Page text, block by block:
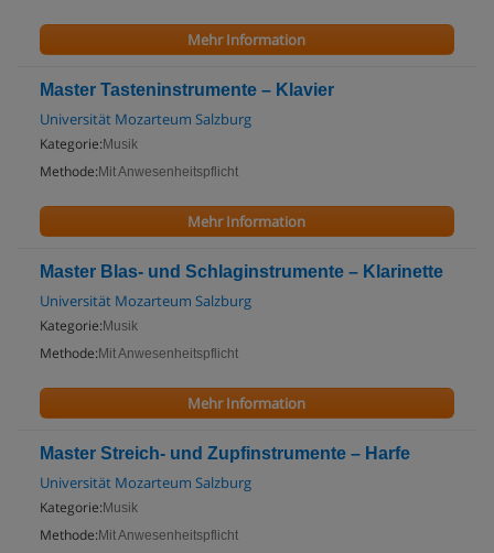
Mehr Information
Master Tasteninstrumente – Klavier
Universität Mozarteum Salzburg
Kategorie: Musik
Methode: Mit Anwesenheitspflicht
Mehr Information
Master Blas- und Schlaginstrumente – Klarinette
Universität Mozarteum Salzburg
Kategorie: Musik
Methode: Mit Anwesenheitspflicht
Mehr Information
Master Streich- und Zupfinstrumente – Harfe
Universität Mozarteum Salzburg
Kategorie: Musik
Methode: Mit Anwesenheitspflicht